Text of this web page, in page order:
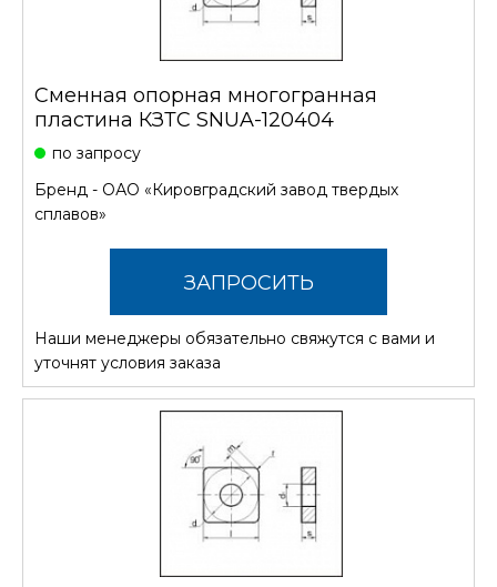
Сменная опорная многогранная
пластина КЗТС SNUA-120404
по запросу
Бренд - ОАО «Кировградский завод твердых
сплавов»
ЗАПРОСИТЬ
СТОИМОСТЬ
Наши менеджеры обязательно свяжутся с вами и
уточнят условия заказа